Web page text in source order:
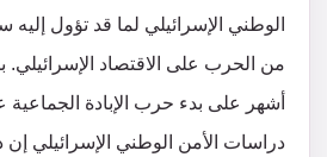
الوطني الإسرائيلي لما قد تؤول إليه
أشهر على بدء حرب الإبادة
دراسات الأمن الوطني الإسرائيلي إن